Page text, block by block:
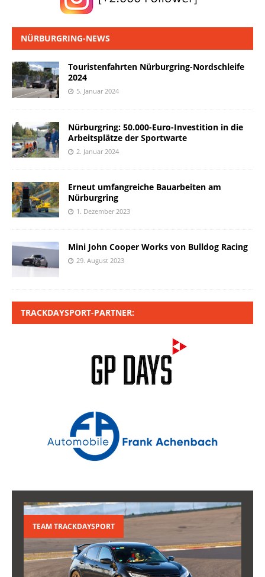
NÜRBURGRING-NEWS
Touristenfahrten Nürburgring-Nordschleife
2024
5. Januar 2024
Nürburgring: 50.000-Euro-Investition in die
Arbeitsplätze der Sportwarte
2. Januar 2024
Erneut umfangreiche Bauarbeiten am
Nürburgring
1. Dezember 2023
Mini John Cooper Works von Bulldog Racing
29. August 2023
TRACKDAYSPORT-PARTNER:
TEAM TRACKDAYSPORT